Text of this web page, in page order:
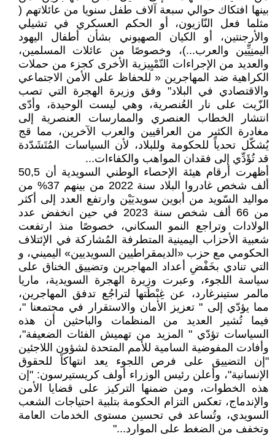
بينها افتكاك حوالي سبعة آلاف طفل سنويا من عائلاتهم (
مثلما فعل النّازيون، أو الحكم العسكري في تشيلي
والأرجنتين، أو الكيان الصهيوني بشأن أطفال اليهود
اليمنِيِّين والعرب...)، وخصوصًا من عائلات المسلمين،
والعديد من الإجراءات التّمْيِيزية الأخرى كجزء من حملات
الكراهية ضد المهاجرين « للحفاظ على الأمن الاجتماعي
والاقتصادي في البلاد" وفق وزيرة الهجرة التي تصب
الزّيت على نار العُنصرية، وهي ليست الوحيدة، وأدّى
انتشار الخطاب العنصري والممارسات العنصرية إلى
مغادرة الكثير من العراقيين والعرب الآخرين، مما قج
يُشكّل تحدياً للحكومة وللبلاد، لأن السياسات المُتَشَدّدة
قد تُؤَدِّي إلى فقدان المواهب والكفاءات...
أظهرت أرقام هيئة الإحصاء الوطني السويدية أن 50,5
ألف شخص غادروا البلاد سنة 2022 من بينهم 37% من
مواليد السّويد من أبوين سويديَيْن وارتفع العدد إلى أكثر
من 66 ألف شخص سنة 2023 في حين انخفض عدد
الولادات وتراجع النمو السكاني، خصوصًا منذ ارتفعت
شعبية الأحزاب اليمينية المتطرفة المُشاركة في الإئتلاف
الحكومي مع حزب «الديمقراطيين السويديين» اليميني، و
التي تنادي بخَفْضِ أعداد المهاجرين وتضييق الخناق على
سياسة اللجوء، وعبرت وزيرة الهجرة السويدية، ماريا
مالمر ستينرغارد، عن غِبْطَتها لتراجُع تدفق المهاجرين،
مما يؤدّي إلى " تعزيز الأمان والاستقرار في مجتمعنا "،
فيما تُشير العديد من المنظمات والباحثين أن هذه
السياسات تؤدّي " المزيد من تهميش الفئات الضعيفة"،
وأفادت المفوضية السامية للأمم المتحدة لشؤون اللاجئين
"إن التضييق على فرص اللجوء يعد انتهاكاً للحقوق
الإنسانية"، وأعلن رئيس الوزراء أولف كريستيرسون: "إن
هذه الخطوات، ومن ضمنها التركيز على قضايا الأمن
والإندماج، تعكس التزام الحكومة بتلبية احتياجات الشعب
السويدي، وتُساعد في تحسين مستوى الخدمات العامة
وتخفف من الضغط على الموارد..."